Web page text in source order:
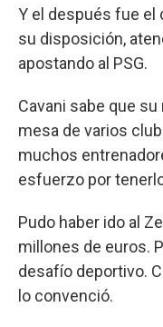
Y el después fue el
su disposición,
apostando al PSG.
Cavani sabe que
mesa de varios
muchos
esfuerzo por
Pudo haber ido al
millones de euros.
desafío deportivo.
lo convenció.